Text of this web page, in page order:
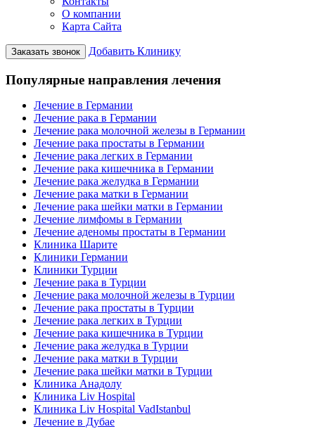
О компании
Карта Сайта
Заказать звонок Добавить Клинику
Популярные направления лечения
Лечение в Германии
Лечение рака в Германии
Лечение рака молочной железы в Германии
Лечение рака простаты в Германии
Лечение рака легких в Германии
Лечение рака кишечника в Германии
Лечение рака желудка в Германии
Лечение рака матки в Германии
Лечение рака шейки матки в Германии
Лечение лимфомы в Германии
Лечение аденомы простаты в Германии
Клиника Шарите
Клиники Германии
Клиники Турции
Лечение рака в Турции
Лечение рака молочной железы в Турции
Лечение рака простаты в Турции
Лечение рака легких в Турции
Лечение рака кишечника в Турции
Лечение рака желудка в Турции
Лечение рака матки в Турции
Лечение рака шейки матки в Турции
Клиника Анадолу
Клиника Liv Hospital
Клиника Liv Hospital VadIstanbul
Лечение в Дубае